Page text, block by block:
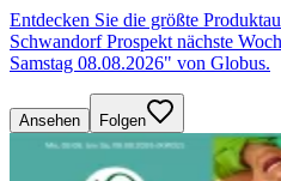
Entdecken Sie die größte
Schwandorf Prospekt nächste
Samstag 08.08.2026" von Globus.
Ansehen Folgen